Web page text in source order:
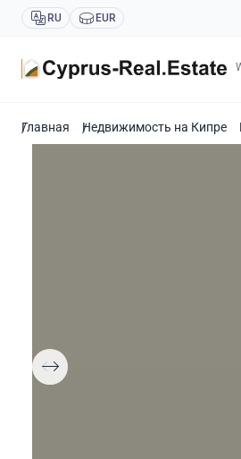
RU EUR
Главная Недвижимость на Кипре